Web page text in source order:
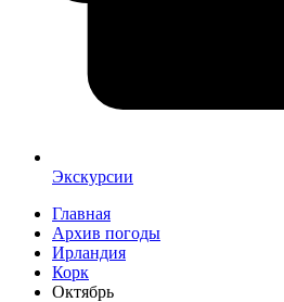
Экскурсии
Главная
Архив погоды
Ирландия
Корк
Октябрь